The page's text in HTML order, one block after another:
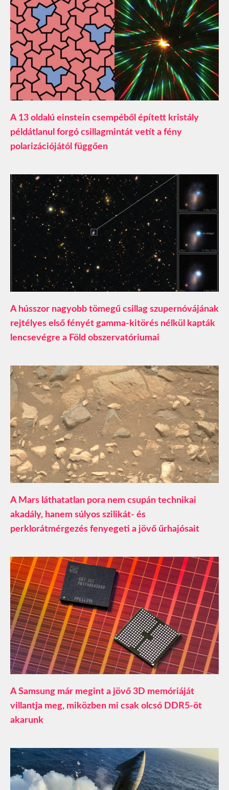
A 13 oldalú einstein csempéből épített kristály
példátlanul forgó csillagmintát vetít a fény
polarizációjától függően
A hússzor nagyobb tömegű csillag szupernóvájának
rejtélyes első fényét gamma-kitörés nélkül kapták
lencsevégre a Föld obszervatóriumai
A Mars láthatatlan pora nem csupán technikai
akadály, hanem súlyos szilikát- és
perklorátmérgezés fenyegeti a jövő űrhajósait
A Samsung már megint a jövő 3D memóriáját
villantja meg, miközben mi csak olcsó DDR5-öt
akarunk